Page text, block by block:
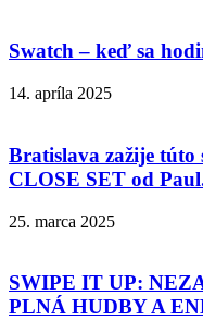
Swatch – keď sa
14. apríla 2025
Bratislava zažije
CLOSE SET od
25. marca 2025
SWIPE IT UP:
PLNÁ HUDBY A